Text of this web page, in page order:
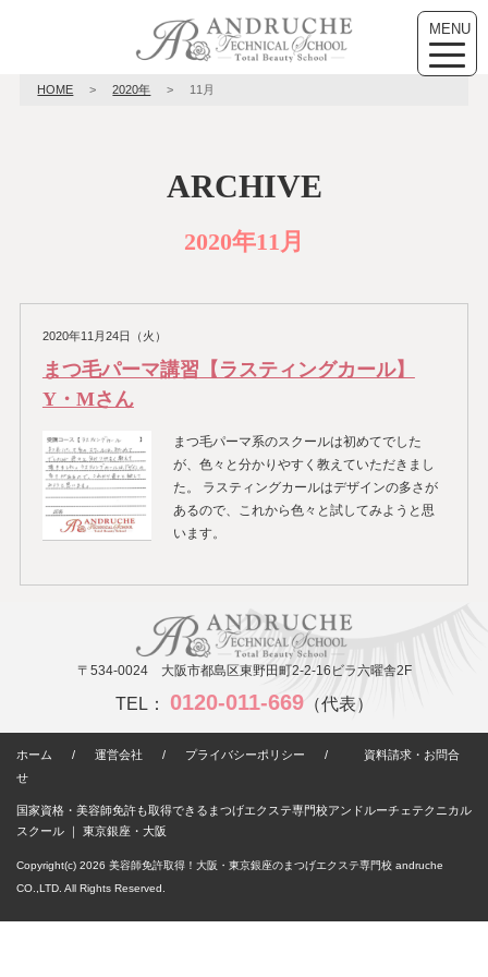
MENU
toggle
HOME > 2020年 > 11月
ARCHIVE
2020年11月
2020年11月24日（火）
まつ毛パーマ講習【ラスティングカール】
Y・Mさん
まつ毛パーマ系のスクールは初めてでした
が、色々と分かりやすく教えていただきまし
た。 ラスティングカールはデザインの多さが
あるので、これから色々と試してみようと思
います。
〒534-0024 大阪市都島区東野田町2-2-16ビラ六曜舎2F
TEL： 0120-011-669（代表）
ホーム / 運営会社 / プライバシーポリシー /
資料請求・お問合
せ
国家資格・美容師免許も取得できるまつげエクステ専門校アンドルーチェテクニカル
スクール ｜ 東京銀座・大阪
Copyright(c) 2026 美容師免許取得！大阪・東京銀座のまつげエクステ専門校 andruche
CO.,LTD. All Rights Reserved.